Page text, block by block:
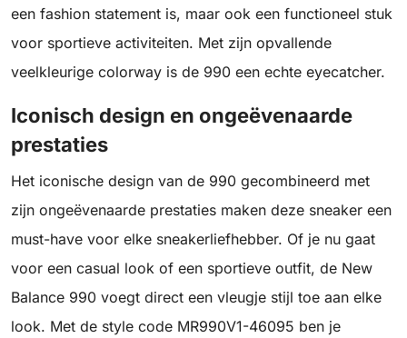
een fashion statement is, maar ook een functioneel stuk
voor sportieve activiteiten. Met zijn opvallende
veelkleurige colorway is de 990 een echte eyecatcher.
Iconisch design en ongeëvenaarde
prestaties
Het iconische design van de 990 gecombineerd met
zijn ongeëvenaarde prestaties maken deze sneaker een
must-have voor elke sneakerliefhebber. Of je nu gaat
voor een casual look of een sportieve outfit, de New
Balance 990 voegt direct een vleugje stijl toe aan elke
look. Met de style code MR990V1-46095 ben je